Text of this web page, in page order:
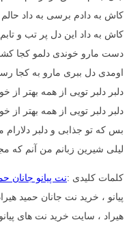
کاش به دادم برسی به داد
کاش به داد این دل پر تب و
دست مارو خوندی دلمو کجا
اومدی دل ببری مارو به کجا
دلبر دلبر تویی از همه بهتر از
دلبر دلبر تویی از همه بهتر از
بس که تو جذابی و دلبر دلارام
لیلی شیرین زبانم من آنم که
کلمات کلیدی :نت پیانو جانان
پیانو ، خرید نت جانان حمید
هیراد ، سایت خرید نت های پیانو